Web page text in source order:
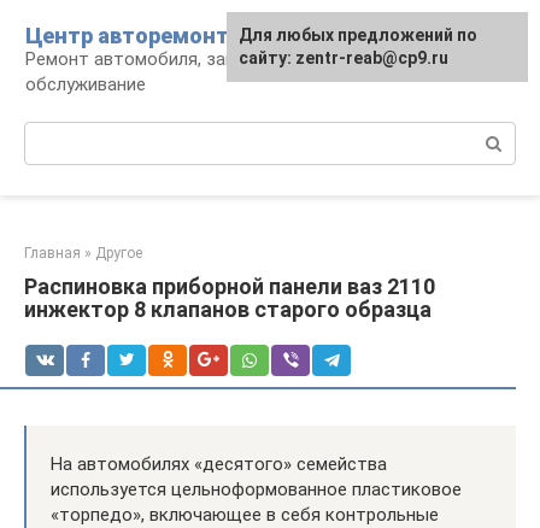
контенту
Центр авторемонта
Ремонт автомобиля, запчасти и
обслуживание
Главная » Другое
Распиновка приборной панели ваз 2110
инжектор 8 клапанов старого образца
На автомобилях «десятого» семейства
используется цельноформованное пластиковое
«торпедо», включающее в себя контрольные
Для любых предложений по
сайту: zentr-reab@cp9.ru